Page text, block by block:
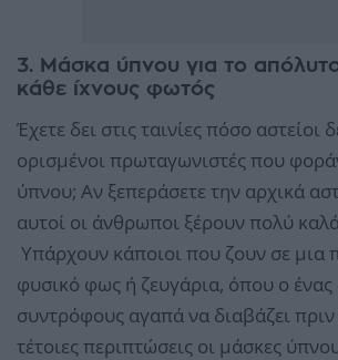
3. Μάσκα ύπνου για το
κάθε ίχνους φωτός
Έχετε δει στις ταινίες πόσο αστείοι
ορισμένοι πρωταγωνιστές που
ύπνου; Αν ξεπεράσετε την αρχικά
αυτοί οι άνθρωποι ξέρουν πολύ
Υπάρχουν κάποιοι που ζουν σε μια
φυσικό φως ή ζευγάρια, όπου ο
συντρόφους αγαπά να διαβάζει πριν
τέτοιες περιπτώσεις οι μάσκες